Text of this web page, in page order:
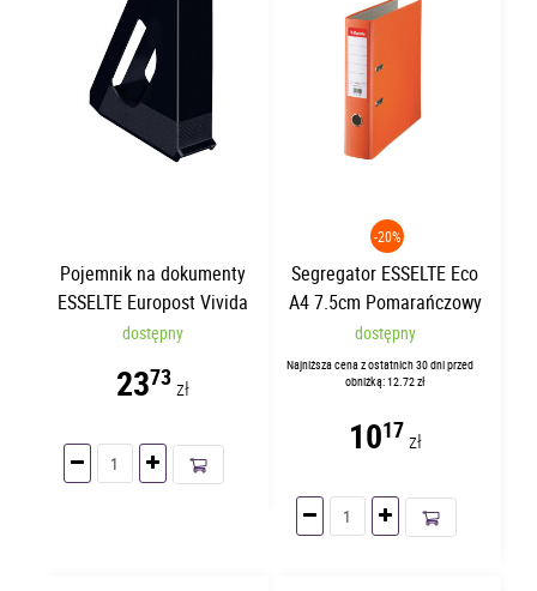
Pojemnik na dokumenty
ESSELTE Europost Vivida
Czarny 21440
dostępny
2373zł
-20%
Segregator ESSELTE Eco
A4 7.5cm Pomarańczowy
11234
dostępny
Najniższa cena z ostatnich 30 dni przed
obniżką: 12.72 zł
1017 zł